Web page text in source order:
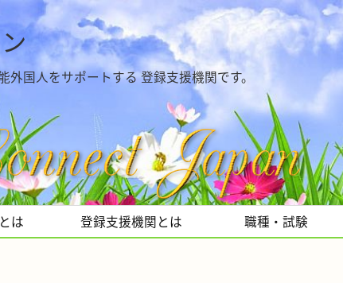
国人をサポートする 登録支援機関です。
は 登録支援機関とは 職種・試験